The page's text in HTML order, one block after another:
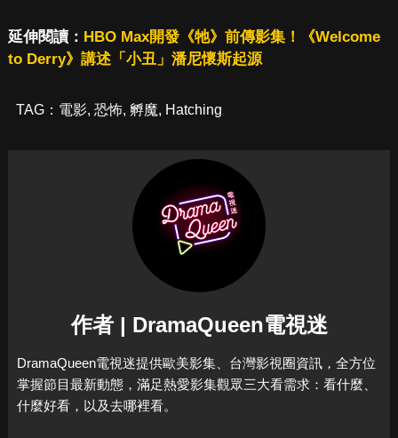
延伸閱讀： HBO Max開發《牠》前傳影集！《Welcome
to Derry》講述「小丑」潘尼懷斯起源
TAG： 電影, 恐怖, 孵魔, Hatching
作者 | DramaQueen電視迷
DramaQueen電視迷提供歐美影集、台灣影視圈資訊，全方位
掌握節目最新動態，滿足熱愛影集觀眾三大看需求：看什麼、
什麼好看，以及去哪裡看。